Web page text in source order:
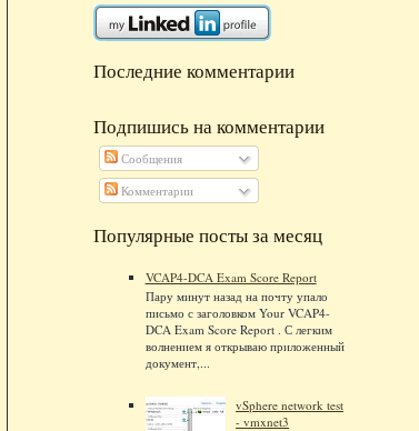
Последние комментарии
Подпишись на комментарии
Сообщения
Комментарии
Популярные посты за месяц
VCAP4-DCA Exam Score Report
Пару минут назад на почту упало
письмо с заголовком Your VCAP4-
DCA Exam Score Report . С легким
волнением я открываю приложенный
документ,...
vSphere network test
- vmxnet3